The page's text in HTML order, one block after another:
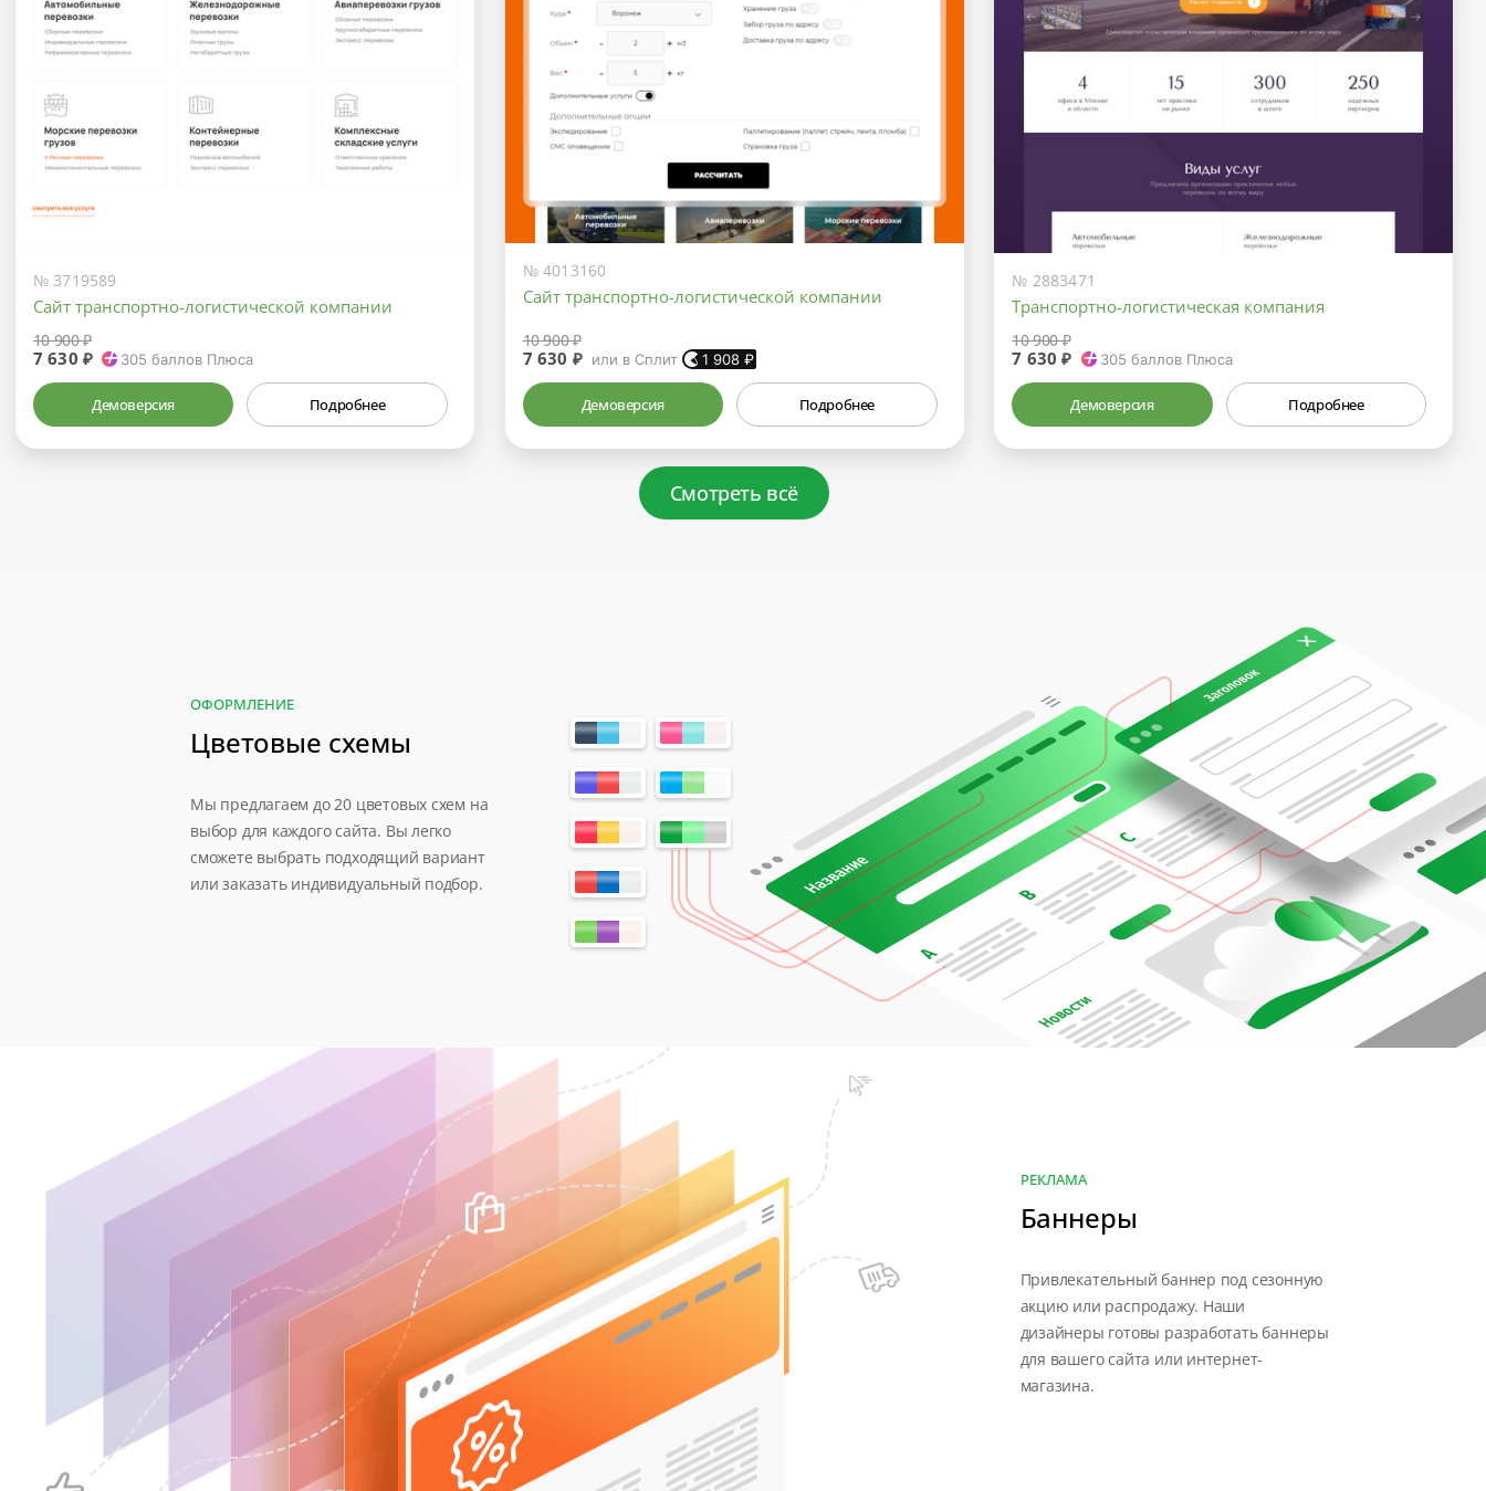
№ 3719589
Сайт транспортно-логистической компании
10 900 ₽
7 630 ₽ 305 баллов Плюса
Демоверсия Подробнее
№ 4013160
Сайт транспортно-логистической компании
10 900 ₽
7 630 ₽ или в Сплит 1 908₽
Демоверсия Подробнее
№ 2883471
Транспортно-логистическая компания
10 900 ₽
7 630 ₽ 305 баллов Плюса
Демоверсия Подробнее
Смотреть всё
ОФОРМЛЕНИЕ
Цветовые схемы
Мы предлагаем до 20 цветовых схем на
выбор для каждого сайта. Вы легко
сможете выбрать подходящий вариант
или заказать индивидуальный подбор.
РЕКЛАМА
Баннеры
Привлекательный баннер под сезонную
акцию или распродажу. Наши
дизайнеры готовы разработать баннеры
для вашего сайта или интернет-
магазина.